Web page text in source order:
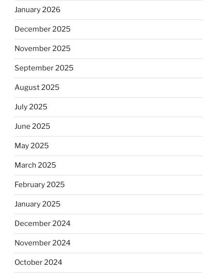
January 2026
December 2025
November 2025
September 2025
August 2025
July 2025
June 2025
May 2025
March 2025
February 2025
January 2025
December 2024
November 2024
October 2024